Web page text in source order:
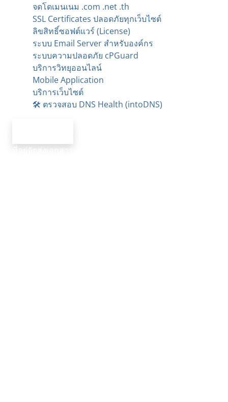
จดโดเมนเนม .com .net .th
SSL Certificates ปลอดภัยทุกเว็บไซต์
ลิขสิทธิ์ซอฟต์แวร์ (License)
ระบบ Email Server สำหรับองค์กร
ระบบความปลอดภัย cPGuard
บริการวิทยุออนไลน์
Mobile Application
บริการเว็บไซต์
🛠️ ตรวจสอบ DNS Health (intoDNS)
ที่อยู่จัดส่งเอกสาร: นครไอเทค 1/1 ม.7 ต.แม่เจ้าอยู่หัว